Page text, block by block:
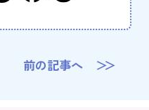
前の記事へ